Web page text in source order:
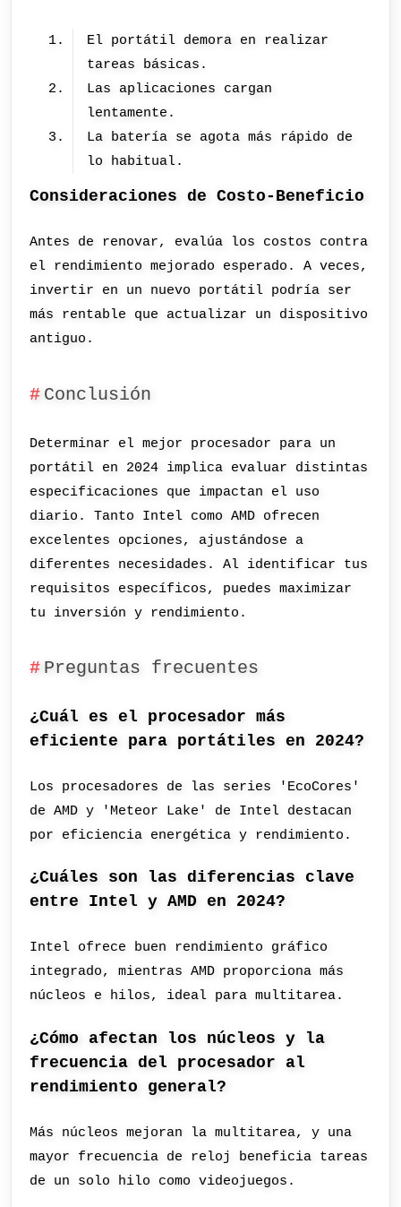
El portátil demora en realizar
tareas básicas.
Las aplicaciones cargan
lentamente.
La batería se agota más rápido de
lo habitual.
Consideraciones de Costo-Beneficio
Antes de renovar, evalúa los costos contra
el rendimiento mejorado esperado. A veces,
invertir en un nuevo portátil podría ser
más rentable que actualizar un dispositivo
antiguo.
Conclusión
Determinar el mejor procesador para un
portátil en 2024 implica evaluar distintas
especificaciones que impactan el uso
diario. Tanto Intel como AMD ofrecen
excelentes opciones, ajustándose a
diferentes necesidades. Al identificar tus
requisitos específicos, puedes maximizar
tu inversión y rendimiento.
Preguntas frecuentes
¿Cuál es el procesador más
eficiente para portátiles en 2024?
Los procesadores de las series 'EcoCores'
de AMD y 'Meteor Lake' de Intel destacan
por eficiencia energética y rendimiento.
¿Cuáles son las diferencias clave
entre Intel y AMD en 2024?
Intel ofrece buen rendimiento gráfico
integrado, mientras AMD proporciona más
núcleos e hilos, ideal para multitarea.
¿Cómo afectan los núcleos y la
frecuencia del procesador al
rendimiento general?
Más núcleos mejoran la multitarea, y una
mayor frecuencia de reloj beneficia tareas
de un solo hilo como videojuegos.